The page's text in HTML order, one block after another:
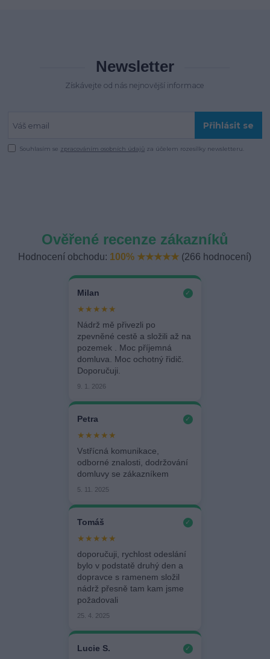
Newsletter
Získávejte od nás nejnovější informace
Přihlásit se
Souhlasím se zpracováním osobních údajů za účelem rozesílky newsletteru.
Ověřené recenze zákazníků
Hodnocení obchodu: 100% ★★★★★ (266 hodnocení)
Milan ✓
★★★★★
Nádrž mě přivezli po
zpevněné cestě a složili až na
pozemek . Moc příjemná
domluva. Moc ochotný řidič.
Doporučuji.
9. 1. 2026
Petra ✓
★★★★★
Vstřícná komunikace,
odborné znalosti, dodržování
domluvy se zákazníkem
5. 11. 2025
Tomáš ✓
★★★★★
doporučuji, rychlost odeslání
bylo v podstatě druhý den a
dopravce s ramenem složil
nádrž přesně tam kam jsme
požadovali
25. 4. 2025
Lucie S. ✓